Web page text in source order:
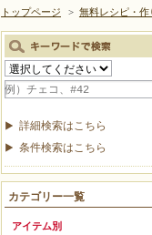
ビ
ビーズ・アクセサリーの専門
TOP まとめて探す
トップページ > 無料レシピ・作
詳細検索はこちら
条件検索はこちら
カテゴリー一覧
アイテム別